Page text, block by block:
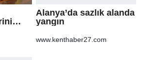
Alanya’da sazlık alanda
yangın
www.kenthaber27.com